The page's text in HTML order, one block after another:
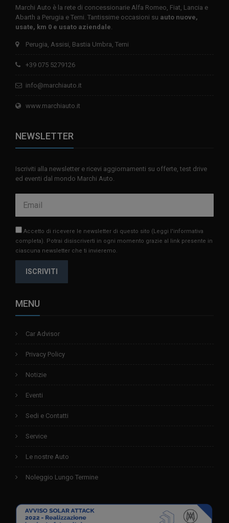
Marchi Auto è la rete di concessionarie Alfa Romeo, Fiat, Lancia e
Abarth a Perugia e Terni. Tantissime occasioni su auto nuove,
usate, km 0 e usato aziendale
Perugia, Assisi, Bastia Umbra, Terni
+39 075 5279126
info@marchiauto.it
www.marchiauto.it
NEWSLETTER
Iscriviti alla newsletter e ricevi aggiornamenti su offerte, test drive
ed eventi dal mondo Marchi Auto.
Accetto di ricevere le newsletter di questo sito (Leggi l'informativa
completa). Potrai disiscriverti in ogni momento grazie al link presente in
ciascuna newsletter che ti invieremo.
ISCRIVITI
MENU
Car Advisor
Privacy Policy
Notizie
Eventi
Sedi e Contatti
Service
Le nostre Auto
Noleggio Lungo Termine